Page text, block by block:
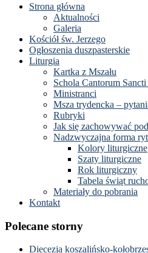
Strona główna
Aktualności
Galeria
Kościół św. Jerzego
Ogłoszenia duszpasterskie
Liturgia
Kartka z Mszału
Schola Cantorum
Ministranci
Msza trydencka –
Rubryki
Jak się zachowywać
Nadzwyczajna forma
Kolory liturgiczne
Szaty liturgiczne
Rok liturgiczny
Tabela świąt
Materiały do pobrania
Kontakt
Polecane storny
Diecezja koszalińsko-